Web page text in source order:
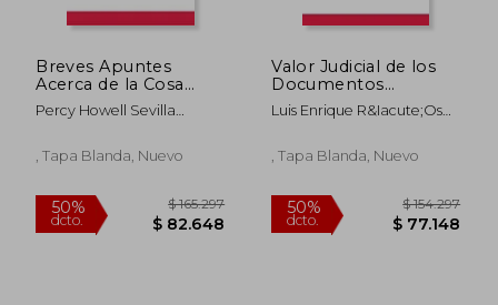
Breves Apuntes
Acerca de la Cosa
Juzgada en el
Proceso Civil
Percy Howell Sevilla
, Tapa Blanda, Nuevo
Valor Judicial de los
Documentos
Emanados de las
Autoridades
Luis Enrique R&Iacute;Os
, Tapa Blanda, Nuevo